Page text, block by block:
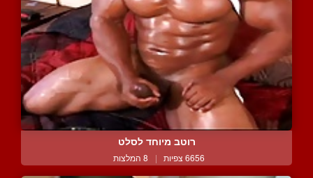
רוטב מיוחד לסלט
6656 צפיות | 8 המלצות